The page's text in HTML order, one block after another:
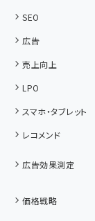
SEO
広告
売上向上
LPO
スマホ・タブレット
レコメンド
広告効果測定
価格戦略